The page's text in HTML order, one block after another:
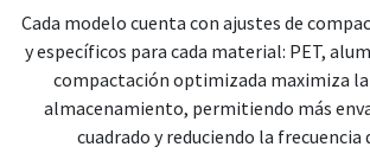
Cada modelo cuenta con ajustes de
y específicos para cada material: PET,
compactación optimizada maximiza
almacenamiento, permitiendo más
cuadrado y reduciendo la frecuencia